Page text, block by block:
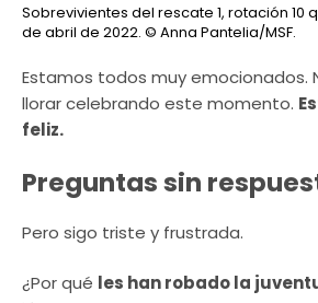
Sobrevivientes del rescate 1, rotación 10
de abril de 2022. © Anna Pantelia/MSF.
Estamos todos muy emocionados.
llorar celebrando este momento.
feliz.
Preguntas sin
Pero sigo triste y frustrada.
¿Por qué les han robado la